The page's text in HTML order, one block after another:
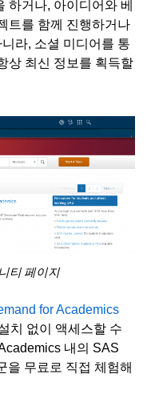
하거나, 아이디어와 베
트를 함께 진행하거나
라, 소셜 미디어를 통
상 최신 정보를 획득할
티 페이지
for Academics
치 없이 액세스할 수
내의 SAS
을 무료로 직접 체험해